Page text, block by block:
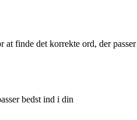
finde det korrekte ord, der passer
bedst ind i din